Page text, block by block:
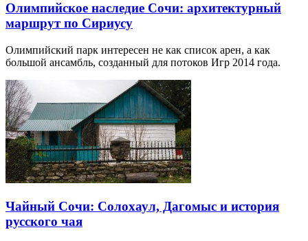
Олимпийское наследие Сочи: архитектурный
маршрут по Сириусу
Олимпийский парк интересен не как список арен, а как
большой ансамбль, созданный для потоков Игр 2014 года.
Чайный Сочи: Солохаул, Дагомыс и история
русского чая